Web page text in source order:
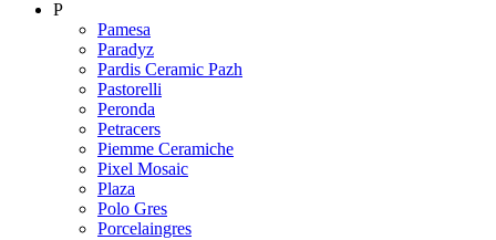
P
Pamesa
Paradyz
Pardis Ceramic Pazh
Pastorelli
Peronda
Petracers
Piemme Ceramiche
Pixel Mosaic
Plaza
Polo Gres
Porcelaingres